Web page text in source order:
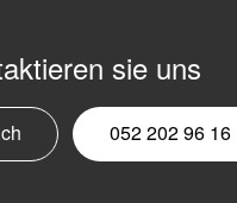
sie uns
052 202 96 16